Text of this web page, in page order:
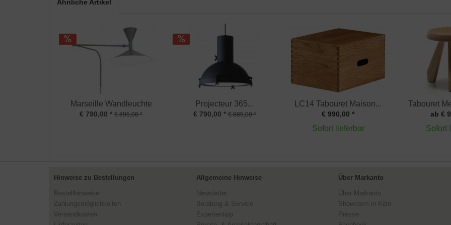
Ähnliche Artikel
Marseille Wandleuchte
€ 790,00 * € 895,00 *
Projecteur 365...
€ 790,00 * € 885,00 *
LC14 Tabouret Maison...
€ 990,00 *
Sofort lieferbar
Tabouret
ab €
Sofort
Hinweise zu Bestellungen
Bestellhinweise
Zahlungsmöglichkeiten
Versandkosten
Allgemeine Hinweise
Newsletter
Beratung & Service
Expertentipp
Über Markanto
Über Markanto
Showroom in Köln
Presse